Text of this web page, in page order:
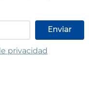
Enviar
privacidad